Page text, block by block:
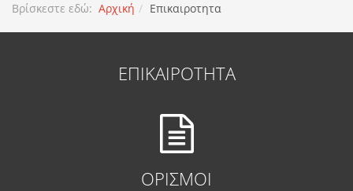
Βρίσκεστε εδώ: Αρχική Επικαιροτητα
ΕΠΙΚΑΙΡΟΤΗΤΑ
ΟΡΙΣΜΟΙ